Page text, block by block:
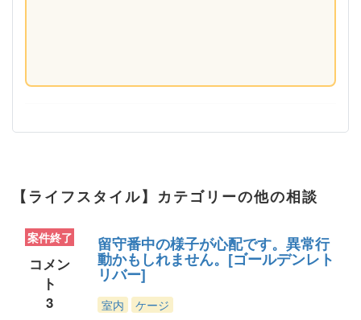
【ライフスタイル】カテゴリーの他の相談
案件終了
コメン
ト
3
留守番中の様子が心配です。異常行
動かもしれません。[ゴールデンレト
リバー]
室内 ケージ